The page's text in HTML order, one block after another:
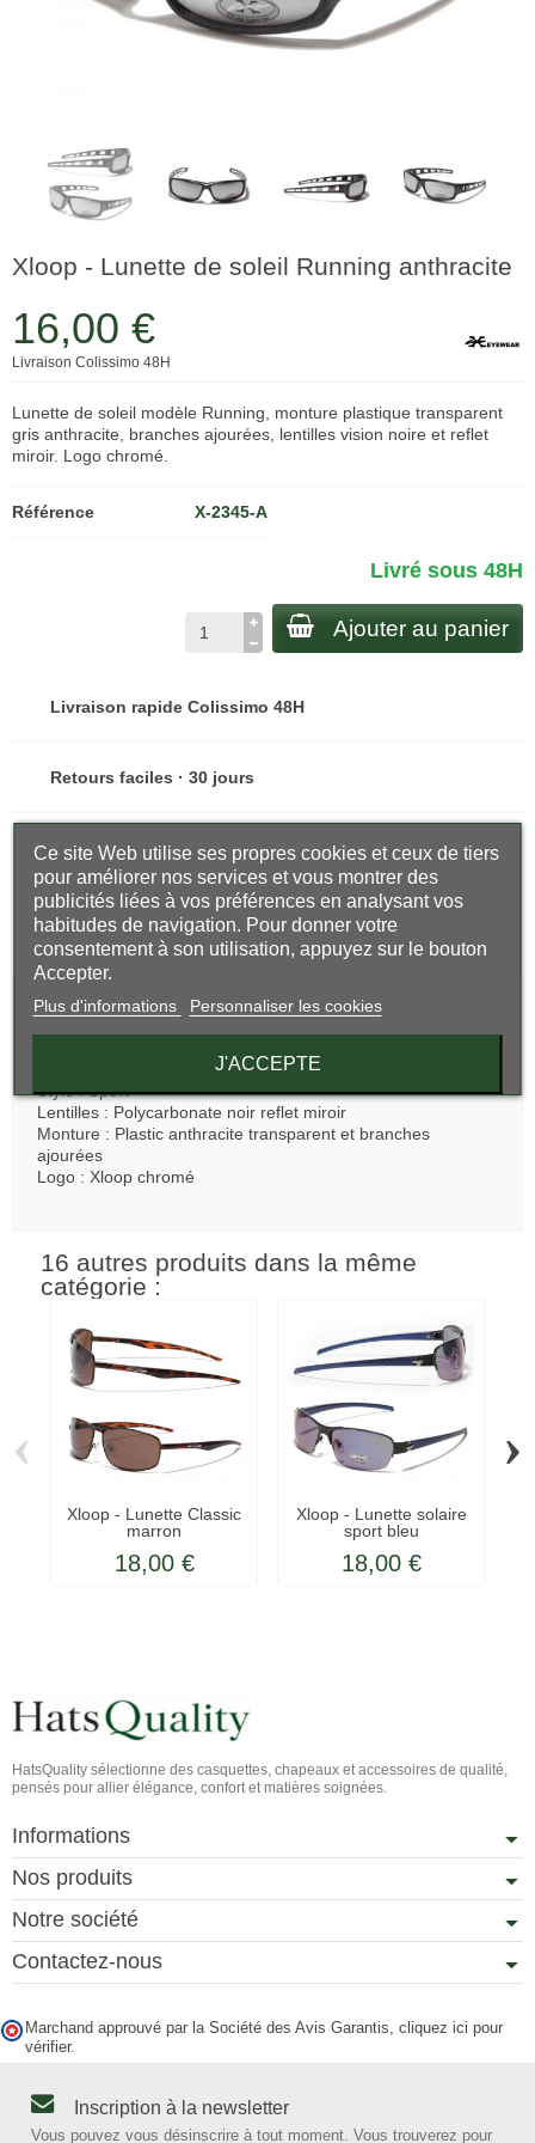
Xloop - Lunette de soleil Running anthracite
16,00 €
Livraison Colissimo 48H
Lunette de soleil modèle Running, monture plastique transparent
gris anthracite, branches ajourées, lentilles vision noire et reflet
miroir. Logo chromé.
Référence X-2345-A
Livré sous 48H
Ajouter au panier
Livraison rapide Colissimo 48H
Retours faciles · 30 jours
Qualité premium · finitions soignées
Partager
Description
Protection : 100% UV400
Style : Sport
Lentilles : Polycarbonate noir reflet miroir
Monture : Plastic anthracite transparent et branches
ajourées
Logo : Xloop chromé
16 autres produits dans la même
catégorie :
Xloop - Lunette Classic
marron
18,00 €
Xloop - Lunette solaire
sport bleu
18,00 €
‹ ›
HatsQuality sélectionne des casquettes, chapeaux et accessoires de qualité,
pensés pour allier élégance, confort et matières soignées.
Informations
Nos produits
Notre société
Contactez-nous
Marchand approuvé par la Société des Avis Garantis, cliquez ici pour
vérifier.
Ce site Web utilise ses propres cookies et ceux de tiers
pour améliorer nos services et vous montrer des
publicités liées à vos préférences en analysant vos
habitudes de navigation. Pour donner votre
consentement à son utilisation, appuyez sur le bouton
Accepter.
Plus d'informations Personnaliser les cookies
J'ACCEPTE
Inscription à la newsletter
Vous pouvez vous désinscrire à tout moment. Vous trouverez pour